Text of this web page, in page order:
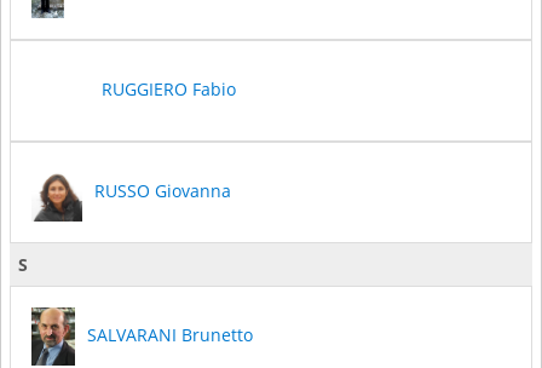
RUGGIERO Fabio
RUSSO Giovanna
S
SALVARANI Brunetto